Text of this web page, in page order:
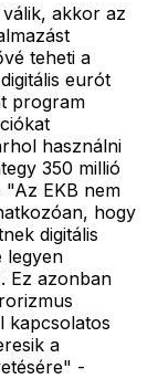
akkor az
teheti a
eurót
program
használni
350 millió
EKB nem
hogy
digitális
legyen
Ez azonban
kapcsolatos
a
-